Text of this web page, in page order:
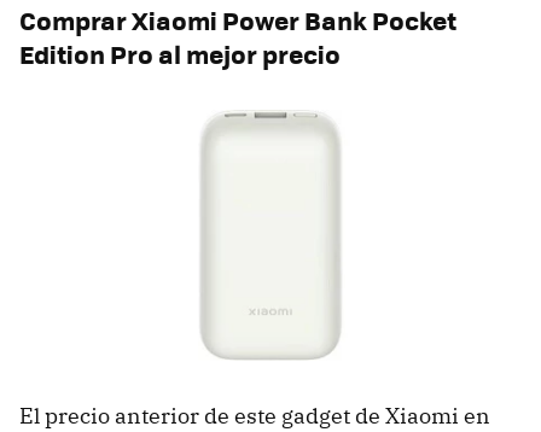
Comprar Xiaomi Power Bank Pocket
Edition Pro al mejor precio
El precio anterior de este gadget de Xiaomi en